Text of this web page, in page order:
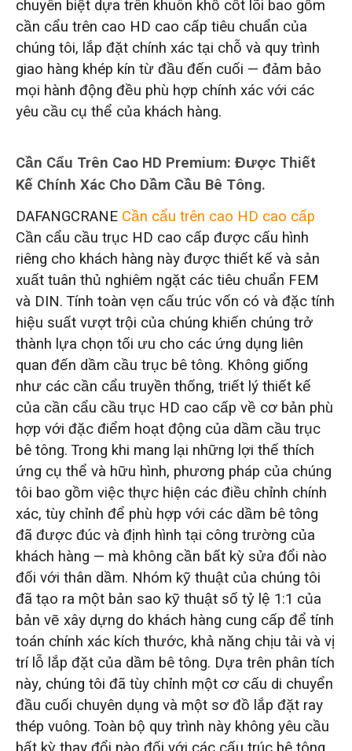
chuyên biệt dựa trên khuôn khổ cốt lõi bao gồm
cần cẩu trên cao HD cao cấp tiêu chuẩn của
chúng tôi, lắp đặt chính xác tại chỗ và quy trình
giao hàng khép kín từ đầu đến cuối — đảm bảo
mọi hành động đều phù hợp chính xác với các
yêu cầu cụ thể của khách hàng.
Cần Cẩu Trên Cao HD Premium: Được Thiết
Kế Chính Xác Cho Dầm Cầu Bê Tông.
DAFANGCRANE Cần cẩu trên cao HD cao cấp
Cần cẩu cầu trục HD cao cấp được cấu hình
riêng cho khách hàng này được thiết kế và sản
xuất tuân thủ nghiêm ngặt các tiêu chuẩn FEM
và DIN. Tính toàn vẹn cấu trúc vốn có và đặc tính
hiệu suất vượt trội của chúng khiến chúng trở
thành lựa chọn tối ưu cho các ứng dụng liên
quan đến dầm cầu trục bê tông. Không giống
như các cần cẩu truyền thống, triết lý thiết kế
của cần cẩu cầu trục HD cao cấp về cơ bản phù
hợp với đặc điểm hoạt động của dầm cầu trục
bê tông. Trong khi mang lại những lợi thế thích
ứng cụ thể và hữu hình, phương pháp của chúng
tôi bao gồm việc thực hiện các điều chỉnh chính
xác, tùy chỉnh để phù hợp với các dầm bê tông
đã được đúc và định hình tại công trường của
khách hàng — mà không cần bất kỳ sửa đổi nào
đối với thân dầm. Nhóm kỹ thuật của chúng tôi
đã tạo ra một bản sao kỹ thuật số tỷ lệ 1:1 của
bản vẽ xây dựng do khách hàng cung cấp để tính
toán chính xác kích thước, khả năng chịu tải và vị
trí lỗ lắp đặt của dầm bê tông. Dựa trên phân tích
này, chúng tôi đã tùy chỉnh một cơ cấu di chuyển
đầu cuối chuyên dụng và một sơ đồ lắp đặt ray
thép vuông. Toàn bộ quy trình này không yêu cầu